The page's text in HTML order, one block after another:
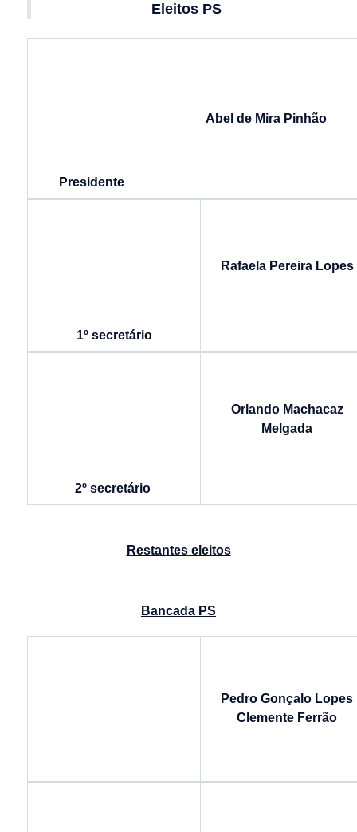
Eleitos PS
Presidente
Abel de Mira Pinhão
1º secretário
Rafaela Pereira Lopes
2º secretário
Orlando Machacaz
Melgada
Restantes eleitos
Bancada PS
Pedro Gonçalo Lopes
Clemente Ferrão